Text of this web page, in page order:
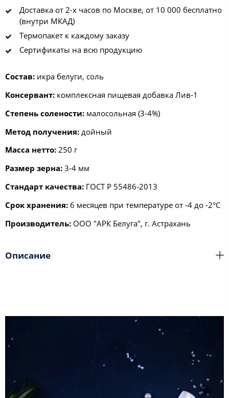
Доставка от 2-х часов по Москве, от 10 000 бесплатно
(внутри МКАД)
Термопакет к каждому заказу
Сертификаты на всю продукцию
Состав: икра белуги, соль
Консервант: комплексная пищевая добавка Лив-1
Степень солености: малосольная (3-4%)
Метод получения: дойный
Масса нетто: 250 г
Размер зерна: 3-4 мм
Стандарт качества: ГОСТ Р 55486-2013
Срок хранения: 6 месяцев при температуре от -4 до -2°С
Производитель: ООО "АРК Белуга", г. Астрахань
Описание